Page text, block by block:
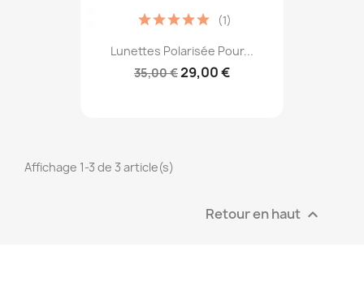
Lunettes Polarisée Pour...
35,00 €29,00 €
(1)
Affichage 1-3 de 3 article(s)
Retour en haut 